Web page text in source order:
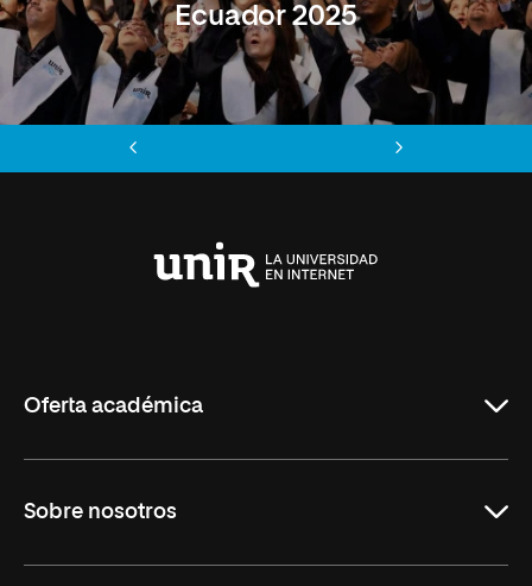
Ecuador 2025
Oferta académica
Formación Continua
Carreras
Sobre nosotros